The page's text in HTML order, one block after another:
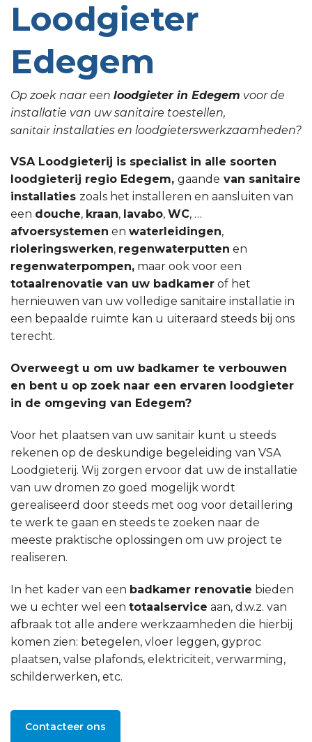
Loodgieter
Edegem
Op zoek naar een loodgieter in Edegem voor de
installatie van uw sanitaire toestellen,
sanitair installaties en loodgieterswerkzaamheden?
VSA Loodgieterij is specialist in alle soorten
loodgieterij regio Edegem, gaande van sanitaire
installaties zoals het installeren en aansluiten van
een douche, kraan, lavabo, WC, …
afvoersystemen en waterleidingen,
rioleringswerken, regenwaterputten en
regenwaterpompen, maar ook voor een
totaalrenovatie van uw badkamer of het
hernieuwen van uw volledige sanitaire installatie in
een bepaalde ruimte kan u uiteraard steeds bij ons
terecht.
Overweegt u om uw badkamer te verbouwen
en bent u op zoek naar een ervaren loodgieter
in de omgeving van Edegem?
Voor het plaatsen van uw sanitair kunt u steeds
rekenen op de deskundige begeleiding van VSA
Loodgieterij. Wij zorgen ervoor dat uw de installatie
van uw dromen zo goed mogelijk wordt
gerealiseerd door steeds met oog voor detaillering
te werk te gaan en steeds te zoeken naar de
meeste praktische oplossingen om uw project te
realiseren.
In het kader van een badkamer renovatie bieden
we u echter wel een totaalservice aan, d.w.z. van
afbraak tot alle andere werkzaamheden die hierbij
komen zien: betegelen, vloer leggen, gyproc
plaatsen, valse plafonds, elektriciteit, verwarming,
schilderwerken, etc.
Contacteer ons